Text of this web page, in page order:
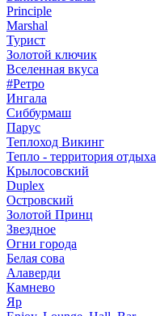
Principle
Marshal
Турист
Золотой ключик
Вселенная вкуса
#Ретро
Ингала
Сиббурмаш
Парус
Теплоход Викинг
Тепло - территория отдыха
Крылосовский
Duplex
Островский
Золотой Принц
Звездное
Огни города
Белая сова
Алаверди
Камнево
Яр